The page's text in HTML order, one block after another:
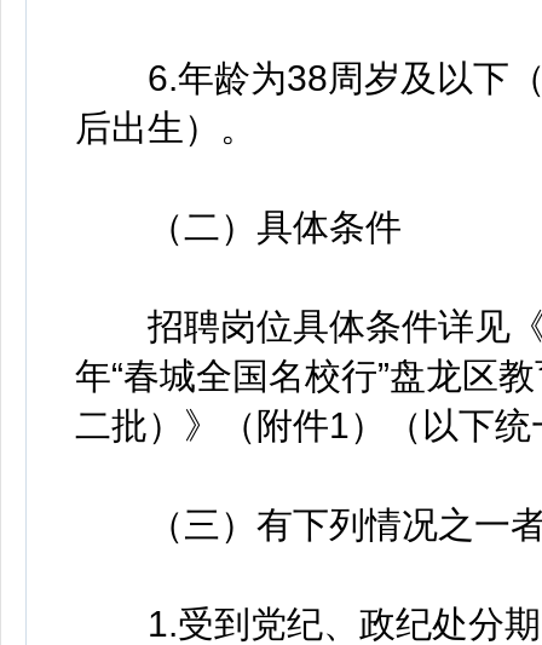
6.年龄为38周岁及以下（
后出生）。
（二）具体条件
招聘岗位具体条件详见《
年“春城全国名校行”盘龙区
二批）》（附件1）（以下
（三）有下列情况之一
1.受到党纪、政纪处分期